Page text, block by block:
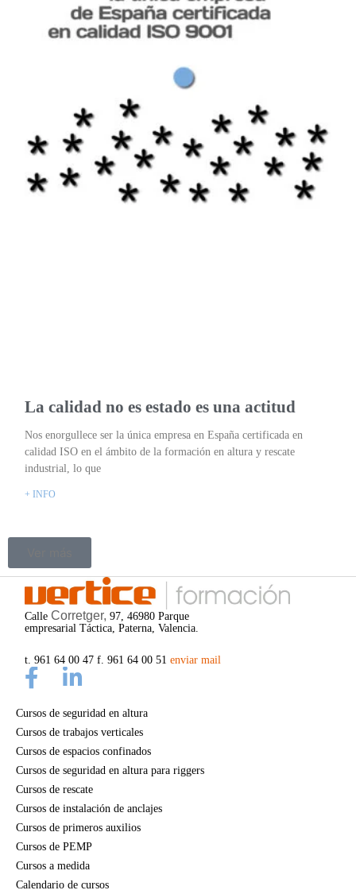
La calidad no es estado es una actitud
Nos enorgullece ser la única empresa en España certificada en
calidad ISO en el ámbito de la formación en altura y rescate
industrial, lo que
+ INFO
CalleCorretger, 97, 46980 Parque
empresarial Táctica, Paterna, Valencia.
t. 961 64 00 47 f. 961 64 00 51enviar mail
Cursos de seguridad en altura
Cursos de trabajos verticales
Cursos de espacios confinados
Cursos de seguridad en altura para riggers
Cursos de rescate
Cursos de instalación de anclajes
Cursos de primeros auxilios
Cursos de PEMP
Cursos a medida
Calendario de cursos